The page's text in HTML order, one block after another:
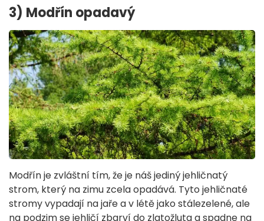
3) Modřín opadavý
Modřín je zvláštní tím, že je náš jediný jehličnatý
strom, který na zimu zcela opadává. Tyto jehličnaté
stromy vypadají na jaře a v létě jako stálezelené, ale
na podzim se jehličí zbarví do zlatožluta a spadne na